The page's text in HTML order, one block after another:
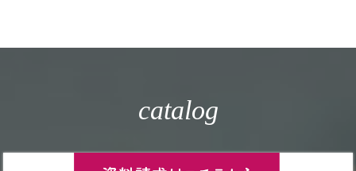
catalog